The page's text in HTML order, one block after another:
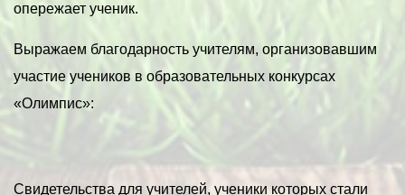
опережает ученик.
Выражаем благодарность учителям, организовавшим
участие учеников в образовательных конкурсах
«Олимпис»:
Свидетельства для учителей, ученики которых стали